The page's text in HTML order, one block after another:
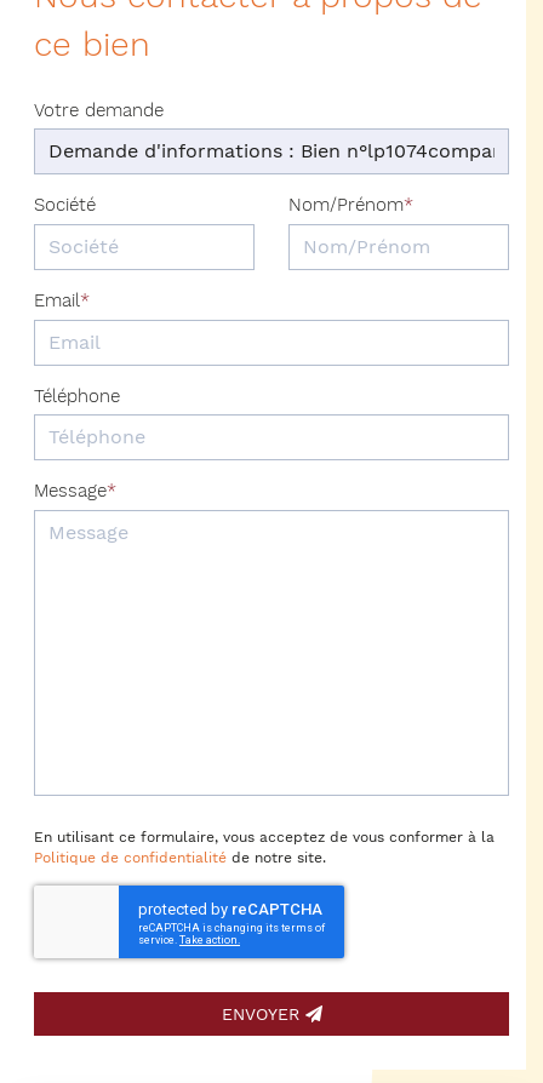
ce bien
Votre demande
Société Nom/Prénom
Email
Téléphone
Message
En utilisant ce formulaire, vous acceptez de vous conformer à la
Politique de confidentialité de notre site.
ENVOYER